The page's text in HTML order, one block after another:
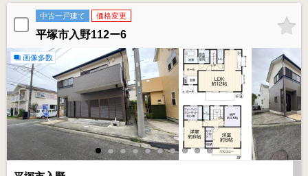
中古一戸建て 価格変更
平塚市入野112ー6
画像多数